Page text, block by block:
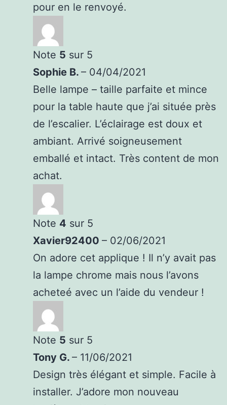
pour en le renvoyé.
Note 5 sur 5
Sophie B. – 04/04/2021
Belle lampe – taille parfaite et mince
pour la table haute que j’ai située près
de l’escalier. L’éclairage est doux et
ambiant. Arrivé soigneusement
emballé et intact. Très content de mon
achat.
Note 4 sur 5
Xavier92400 – 02/06/2021
On adore cet applique ! Il n’y avait pas
la lampe chrome mais nous l’avons
acheteé avec un l’aide du vendeur !
Note 5 sur 5
Tony G. – 11/06/2021
Design très élégant et simple. Facile à
installer. J’adore mon nouveau